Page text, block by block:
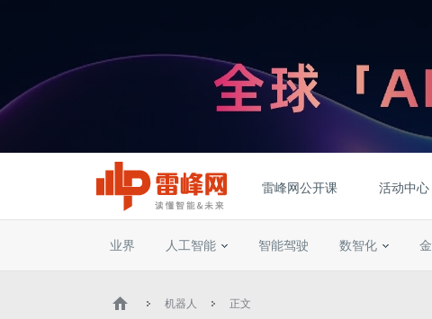
雷峰网公开课 活动中心
业界 人工智能 智能驾驶 数智化
机器人 正文